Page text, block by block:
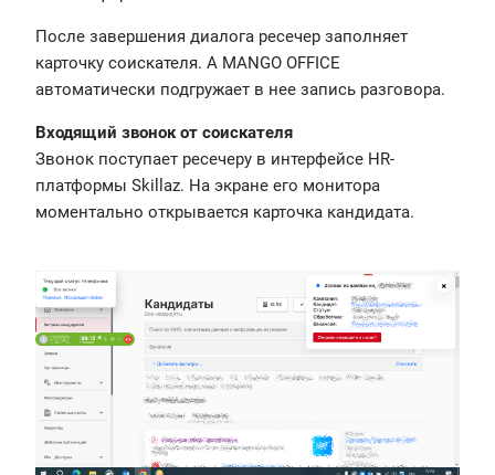
После завершения диалога ресечер заполняет
карточку соискателя. А MANGO OFFICE
автоматически подгружает в нее запись разговора.
Входящий звонок от соискателя
Звонок поступает ресечеру в интерфейсе HR-
платформы Skillaz. На экране его монитора
моментально открывается карточка кандидата.